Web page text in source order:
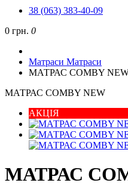
38 (063) 383-40-09
0 грн. 0
Матраси Матраси
МАТРАС COMBY
МАТРАС COMBY NEW
АКЦІЯ
МАТРАС